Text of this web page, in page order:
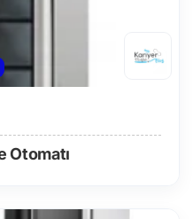
Otomatı